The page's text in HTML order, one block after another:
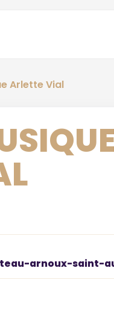
Arlette Vial
arnoux-saint-